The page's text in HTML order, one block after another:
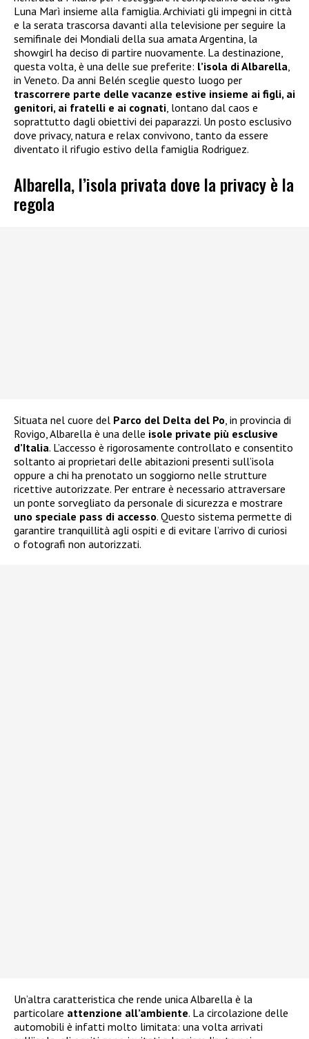
Luna Marì insieme alla famiglia. Archiviati gli impegni in città
e la serata trascorsa davanti alla televisione per seguire la
semifinale dei Mondiali della sua amata Argentina, la
showgirl ha deciso di partire nuovamente. La destinazione,
questa volta, è una delle sue preferite: l’isola di Albarella,
in Veneto. Da anni Belén sceglie questo luogo per
trascorrere parte delle vacanze estive insieme ai figli, ai
genitori, ai fratelli e ai cognati, lontano dal caos e
soprattutto dagli obiettivi dei paparazzi. Un posto esclusivo
dove privacy, natura e relax convivono, tanto da essere
diventato il rifugio estivo della famiglia Rodriguez.
Albarella, l’isola privata dove la privacy è la
regola
Situata nel cuore del Parco del Delta del Po , in provincia di
Rovigo, Albarella è una delle isole private più esclusive
d’Italia. L’accesso è rigorosamente controllato e consentito
soltanto ai proprietari delle abitazioni presenti sull’isola
oppure a chi ha prenotato un soggiorno nelle strutture
ricettive autorizzate. Per entrare è necessario attraversare
un ponte sorvegliato da personale di sicurezza e mostrare
uno speciale pass di accesso. Questo sistema permette di
garantire tranquillità agli ospiti e di evitare l’arrivo di curiosi
o fotografi non autorizzati.
Un’altra caratteristica che rende unica Albarella è la
particolare attenzione all’ambiente. La circolazione delle
automobili è infatti molto limitata: una volta arrivati